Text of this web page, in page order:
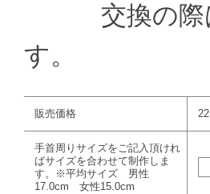
交換の際は
す。
販売価格
手首周りサイズをご記入頂けれ
ばサイズを合わせて制作しま
す。※平均サイズ 男性
17.0cm 女性15.0cm